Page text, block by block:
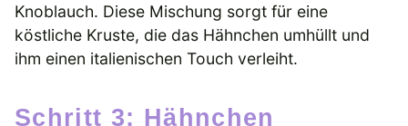
Knoblauch. Diese Mischung sorgt für eine
köstliche Kruste, die das Hähnchen umhüllt und
ihm einen italienischen Touch verleiht.
Schritt 3: Hähnchen